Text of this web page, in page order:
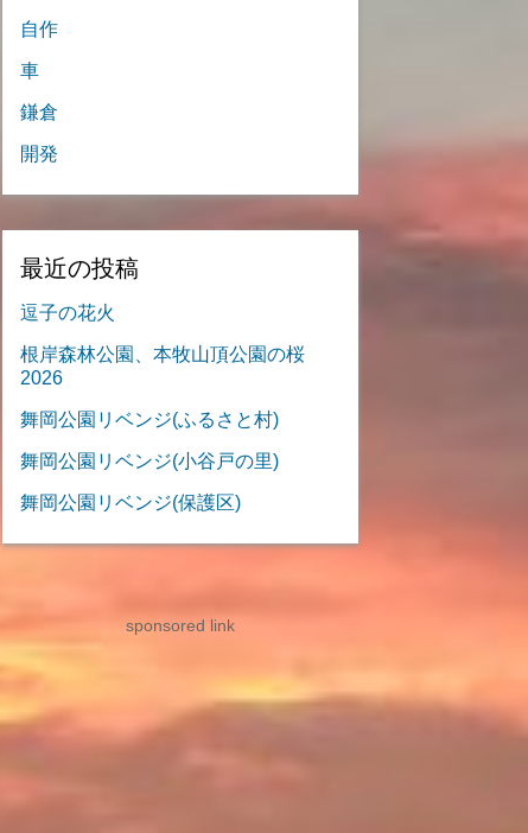
自作
車
鎌倉
開発
最近の投稿
逗子の花火
根岸森林公園、本牧山頂公園の桜
2026
舞岡公園リベンジ(ふるさと村)
舞岡公園リベンジ(小谷戸の里)
舞岡公園リベンジ(保護区)
sponsored link